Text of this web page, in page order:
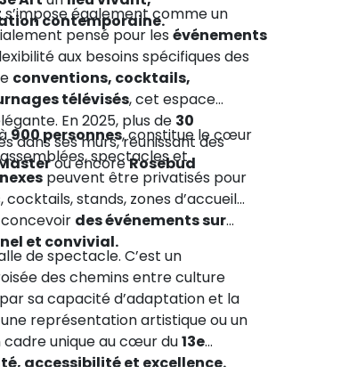
contemporaine.
s’impose également comme un
pensé pour les événements
aux besoins spécifiques des
conventions, cocktails,
télévisés, cet espace
En 2025, plus de 30
dans ses murs, réunissant des
ou encoreRosebud
900 personnes, constitue le cœur
spectacles et
peuvent être privatisés pour
stands, zones d’accueil...
des événements sur
et convivial.
de spectacle. C’est un
des chemins entre culture
sa capacité d’adaptation et la
représentation artistique ou un
cadre unique au cœur du13e
accessibilité et excellence.